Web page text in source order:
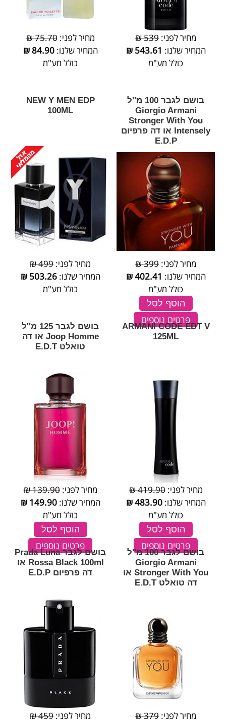
מחיר לפני: 539 ₪
המחיר שלנו: 543.61
₪
כולל מע"מ
מחיר לפני:75.70 ₪
המחיר שלנו:84.90
₪
כולל מע"מ
בושם לגבר 100 מ''ל
Giorgio Armani
Stronger With You
Intensely או דה פרפיום
E.D.P
מחיר לפני: 399 ₪
המחיר שלנו: 402.41
₪
כולל מע"מ
הוסף לסל
פרטים נוספים
‎NEW‎ ‎Y‎ ‎MEN‎ ‎EDP‎
‎100‎ML
מחיר לפני: 499 ₪
המחיר שלנו:503.26
₪
כולל מע"מ
ARMANI CODE EDT V
125ML
מחיר לפני:419.90 ₪
המחיר שלנו:483.90
₪
כולל מע"מ
הוסף לסל
פרטים נוספים
בושם לגבר 125 מ''ל
Joop Homme או דה
טואלט E.D.T
מחיר לפני:139.90 ₪
המחיר שלנו:149.90
₪
כולל מע"מ
הוסף לסל
פרטים נוספים
בושם לגבר 100 מ''ל
Giorgio Armani
Stronger With You או
דה טואלט E.D.T
מחיר לפני: 379 ₪
בושם לגבר Prada Luna
Rossa Black 100ml או
דה פרפיום E.D.P
מחיר לפני: 459 ₪